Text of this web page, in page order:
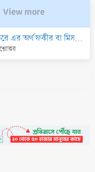
View more
বা মিসকীনকে দান করা যাবে কি?